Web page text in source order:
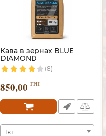
Кава в зернах BLUE
DIAMOND
(8)
850,00 ГРН
1кг